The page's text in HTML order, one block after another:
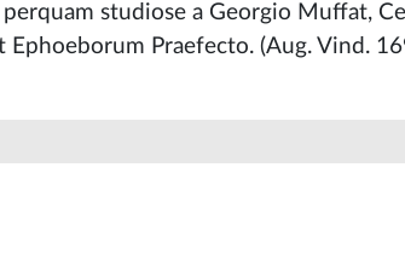
studiose a Georgio Muffat,
Ephoeborum Praefecto. (Aug. Vind.